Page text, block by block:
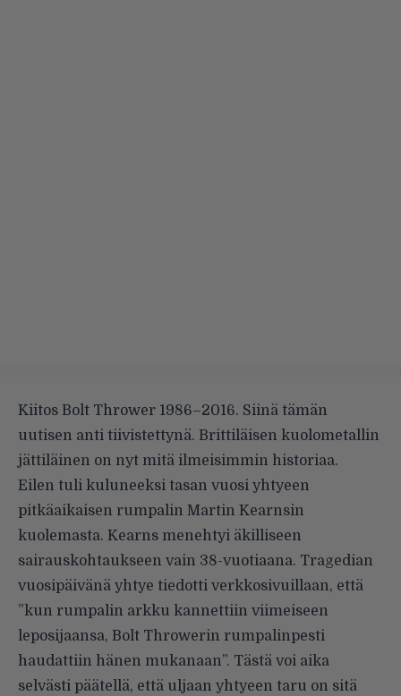
Kiitos Bolt Thrower 1986–2016. Siinä tämän
uutisen anti tiivistettynä. Brittiläisen kuolometallin
jättiläinen on nyt mitä ilmeisimmin historiaa.
Eilen tuli kuluneeksi tasan vuosi yhtyeen
pitkäaikaisen rumpalin Martin Kearnsin
kuolemasta. Kearns menehtyi äkilliseen
sairauskohtaukseen vain 38-vuotiaana. Tragedian
vuosipäivänä yhtye tiedotti verkkosivuillaan, että
”kun rumpalin arkku kannettiin viimeiseen
leposijaansa, Bolt Throwerin rumpalinpesti
haudattiin hänen mukanaan”. Tästä voi aika
selvästi päätellä, että uljaan yhtyeen taru on sitä